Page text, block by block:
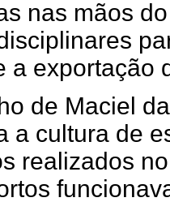
nas mãos
a exportação
de Maciel
a cultura de
realizados